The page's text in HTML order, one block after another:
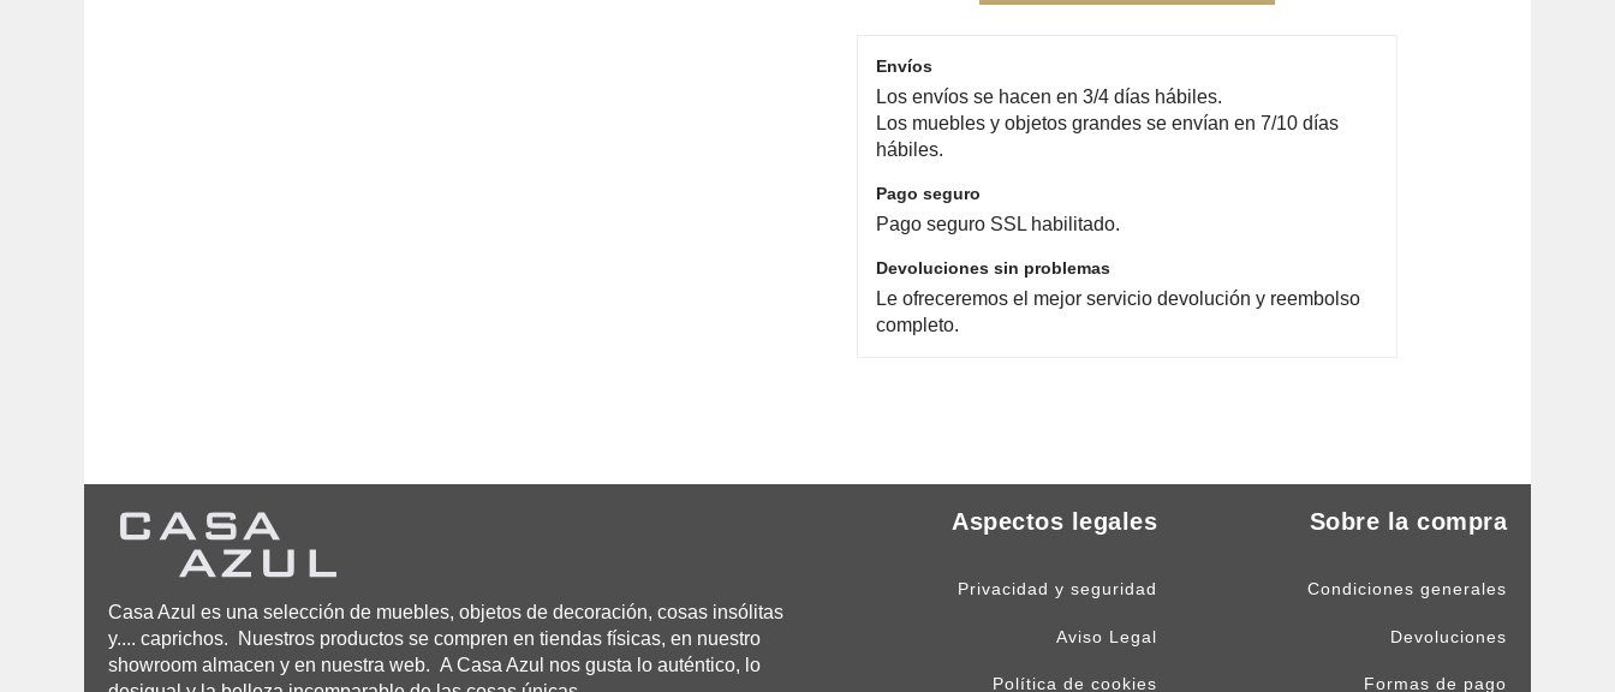
Envíos
Los envíos se hacen en 3/4 días hábiles.
Los muebles y objetos grandes se envían en 7/10 días
hábiles.
Pago seguro
Pago seguro SSL habilitado.
Devoluciones sin problemas
Le ofreceremos el mejor servicio devolución y reembolso
completo.
Casa Azul es una selección de muebles, objetos de decoración, cosas insólitas
y.... caprichos. Nuestros productos se compren en tiendas físicas, en nuestro
showroom almacen y en nuestra web. A Casa Azul nos gusta lo auténtico, lo
Aspectos legales
Privacidad y seguridad
Aviso Legal
Política de cookies
Sobre la compra
Condiciones generales
Devoluciones
Formas de pago